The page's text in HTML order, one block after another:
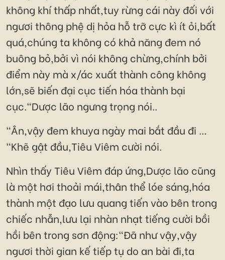
không khí thấp nhất,tuy rừng cái này đối với
ngươi thông phệ dị hỏa hỗ trỡ cực kì ít ỏi,bất
quá,chúng ta không có khả năng đem nó
buông bỏ,bởi vì nói không chừng,chính bởi
điểm này mà x/ác xuất thành công không
lớn,sẽ biến đại cục tiến hóa thành bại
cục."Dược lão ngưng trọng nói..
"Ân,vậy đem khuya ngày mai bắt đầu đi …
"Khẽ gật đầu,Tiêu Viêm cười nói.
Nhìn thấy Tiêu Viêm đáp ứng,Dược lão cũng
là một hơi thoải mái,thân thể lóe sáng,hóa
thành một đạo lưu quang tiến vào bên trong
chiếc nhẫn,lưu lại nhàn nhạt tiếng cười bồi
hồi bên trong sơn động:"Đã như vậy,vậy
ngươi thời gian kế tiếp tụ do an bài đi,ta